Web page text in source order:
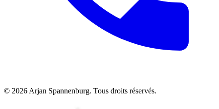
© 2026 Arjan Spannenburg. Tous droits réservés.